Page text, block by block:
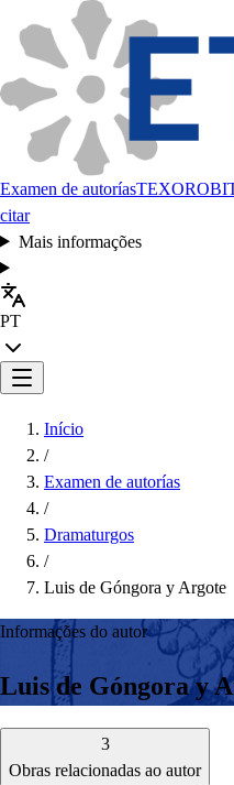
Examen de autoríasTEXORO
citar
Mais informações
PT
Início
/
Examen de autorías
/
Dramaturgos
/
Luis de Góngora y Argote
Informações do autor
Luis de Góngora y
3
Obras relacionadas ao autor